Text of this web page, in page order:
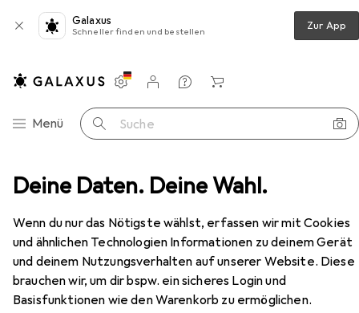
Deine Daten. Deine Wahl.
Wenn du nur das Nötigste wählst, erfassen wir mit Cookies
und ähnlichen Technologien Informationen zu deinem Gerät
und deinem Nutzungsverhalten auf unserer Website. Diese
brauchen wir, um dir bspw. ein sicheres Login und
Basisfunktionen wie den Warenkorb zu ermöglichen.
Galaxus
Schneller finden und bestellen Zur App
Navigation nach Kategorien
Menü Suche
Einstellungen
Kundenkonto
Vergleichslisten
Merklisten
Warenkorb
Wasserkocher Philips Viva Collection HD9353/90
EUR
53,98
PhilipsViva Collection HD9353/90
1.70 l